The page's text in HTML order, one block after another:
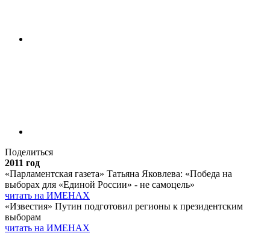
Поделиться
2011 год
«Парламентская газета» Татьяна Яковлева: «Победа на
выборах для «Единой России» - не самоцель»
читать на ИМЕНАХ
«Известия» Путин подготовил регионы к президентским
выборам
читать на ИМЕНАХ